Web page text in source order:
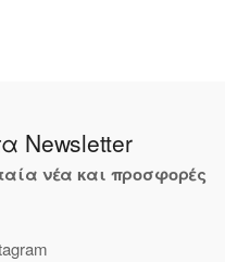
Newsletter
νέα και προσφορές